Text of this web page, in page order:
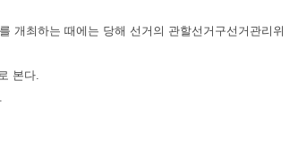
개최하는 때에는 당해 선거의 관할선거구선거관리위
본다.